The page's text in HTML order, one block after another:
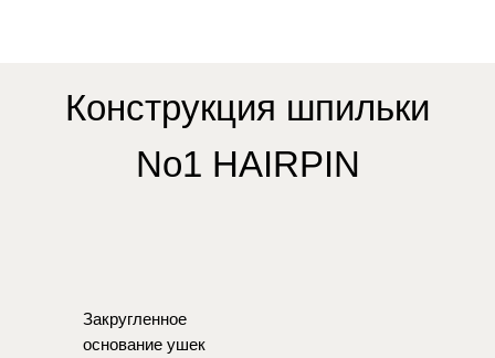
Закругленное
основание ушек
Конструкция шпильки
No1 HAIRPIN